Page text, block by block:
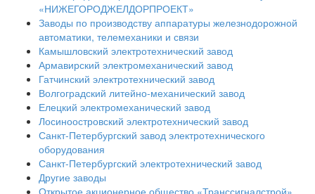
«НИЖЕГОРОДЖЕЛДОРПРОЕКТ»
Заводы по производству аппаратуры железнодорожной
автоматики, телемеханики и связи
Камышловский электротехнический завод
Армавирский электромеханический завод
Гатчинский электротехнический завод
Волгоградский литейно-механический завод
Елецкий электромеханический завод
Лосиноостровский электротехнический завод
Санкт-Петербургский завод электротехнического
оборудования
Санкт-Петербургский электротехнический завод
Другие заводы